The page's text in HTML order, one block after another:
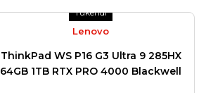
Tükendi
Lenovo
ThinkPad WS P16 G3 Ultra 9 285HX
64GB 1TB RTX PRO 4000 Blackwell